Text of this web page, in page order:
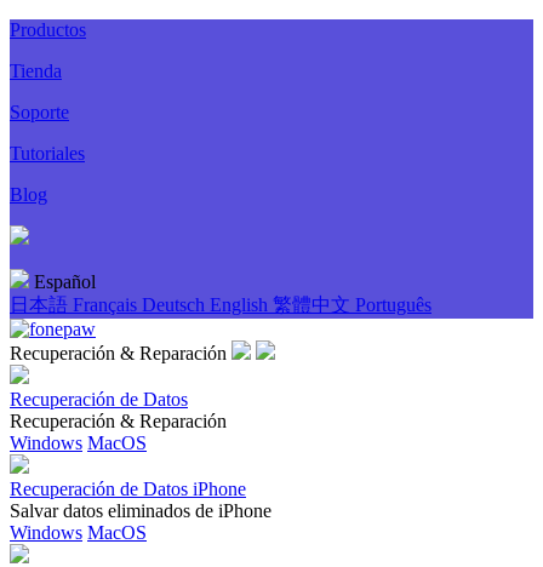
Productos
Tienda
Soporte
Tutoriales
Blog
Español
日本語 Français Deutsch English 繁體中文 Português
Recuperación & Reparación
Recuperación de Datos
Recuperación & Reparación
Windows MacOS
Recuperación de Datos iPhone
Salvar datos eliminados de iPhone
Windows MacOS